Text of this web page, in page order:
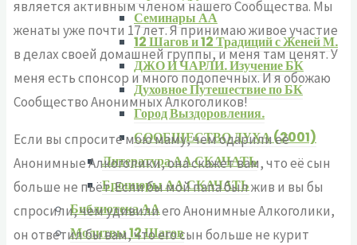
Семинары АА
12 Шагов и 12 Традиций с Женей М.
ДЖО И ЧАРЛИ. Изучение БК
Духовное Путешествие по БК
Город Выздоровления.
СООБЩЕСТВО ДУХА (2001)
Литература АА СКАЧАТЬ
Брошюры АА СКАЧАТЬ
Библиотека АА
Молитвы 12 Шагов
является активным членом нашего Сообщества. Мы
женаты уже почти 17 лет. Я принимаю живое участие
в делах своей домашней группы, и меня там ценят. У
меня есть спонсор и много подопечных. И я обожаю
Сообщество Анонимных Алкоголиков!
Если вы спросите мою маму, чем одарили её
Анонимные Алкоголики, она скажет вам, что её сын
больше не пьёт. Если бы мой папа был жив и вы бы
спросили, чем удивили его Анонимные Алкоголики,
он ответил бы вам, что его сын больше не курит